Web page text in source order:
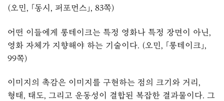
(오민, 「동시, 퍼포먼스」, 83쪽)
어떤 이들에게 롱테이크는 특정 영화나 특정 장면이 아닌,
영화 자체가 지향해야 하는 기술이다. (오민, 「롱테이크」,
99쪽)
이미지의 촉감은 이미지를 구현하는 점의 크기와 거리,
형태, 태도, 그리고 운동성이 결합된 복잡한 결과물이다. 그